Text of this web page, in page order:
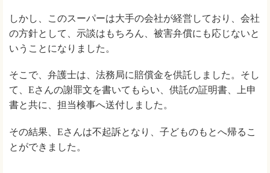
しかし、このスーパーは大手の会社が経営しており、会社
の方針として、示談はもちろん、被害弁償にも応じないと
いうことになりました。
そこで、弁護士は、法務局に賠償金を供託しました。そし
て、Eさんの謝罪文を書いてもらい、供託の証明書、上申
書と共に、担当検事へ送付しました。
その結果、Eさんは不起訴となり、子どものもとへ帰るこ
とができました。